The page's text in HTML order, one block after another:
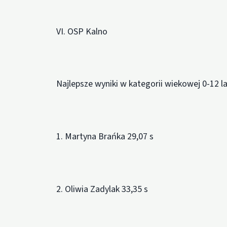
VI. OSP Kalno
Najlepsze wyniki w kategorii wiekowej 0-12
1. Martyna Brańka 29,07 s
2. Oliwia Zadylak 33,35 s